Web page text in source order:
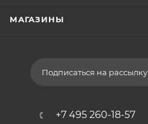
МАГАЗИНЫ
Подписаться на рассылку
+7 495 260-18-57